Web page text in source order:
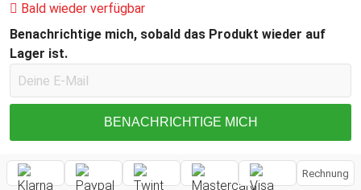
Bald wieder verfügbar
Benachrichtige mich, sobald das Produkt wieder auf
Lager ist.
BENACHRICHTIGE MICH
Rechnung